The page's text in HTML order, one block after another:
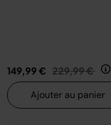
149,99 € Prix réduit de
229,99 € au
Ajouter au panier